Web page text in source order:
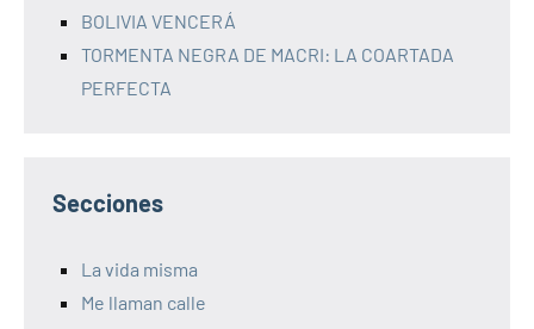
BOLIVIA VENCERÁ
TORMENTA NEGRA DE MACRI: LA COARTADA
PERFECTA
Secciones
La vida misma
Me llaman calle